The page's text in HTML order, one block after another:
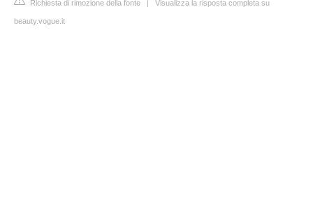
Richiesta di rimozione della fonte | Visualizza la risposta completa su
beauty.vogue.it